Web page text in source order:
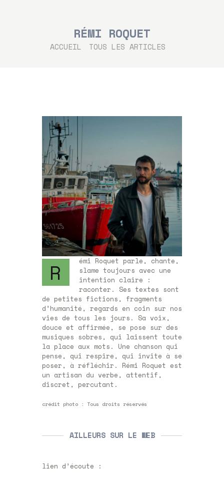
RÉMI ROQUET
ACCUEIL TOUS LES ARTICLES
TOUTE L’ACTU
CHANTS SONS
MODE D’EMPLOI
R
émi Roquet parle, chante,
slame toujours avec une
intention claire :
raconter. Ses textes sont
de petites fictions, fragments
d’humanité, regards en coin sur nos
vies de tous les jours. Sa voix,
douce et affirmée, se pose sur des
musiques sobres, qui laissent toute
la place aux mots. Une chanson qui
pense, qui respire, qui invite à se
poser, à réfléchir. Rémi Roquet est
un artisan du verbe, attentif,
discret, percutant.
crédit photo : Tous droits réservés
AILLEURS SUR LE WEB
lien d’écoute :